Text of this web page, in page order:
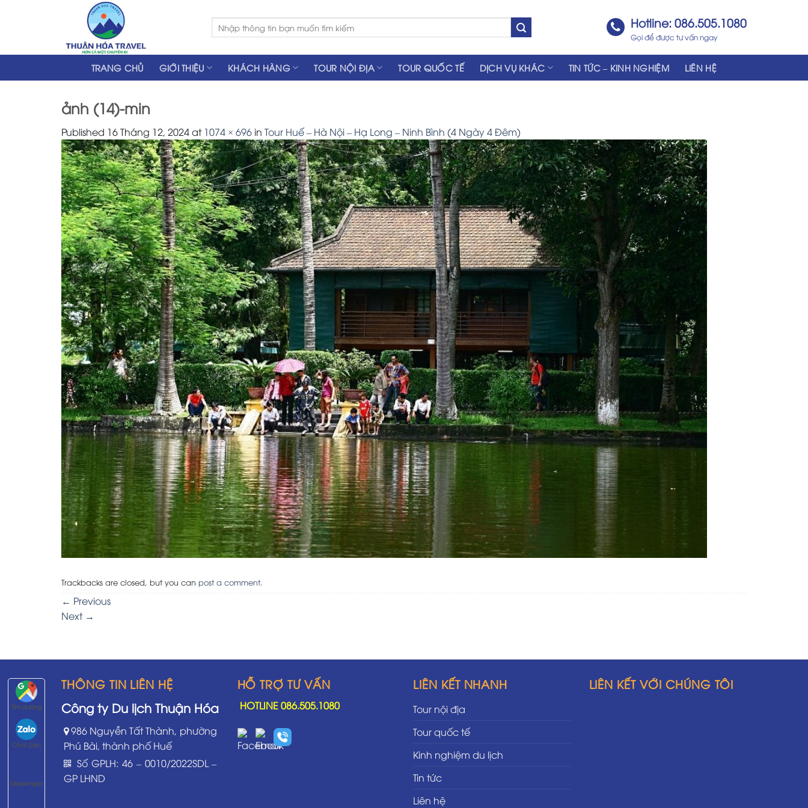
kiếm:
Hotline: 086.505.1080
Gọi để được tư vấn ngay
TRANG CHỦ GIỚI THIỆU KHÁCH HÀNG TOUR NỘI ĐỊA TOUR QUỐC TẾ DỊCH VỤ KHÁC TIN TỨC – KINH NGHIỆM LIÊN HỆ
ảnh (14)-min
Published 16 Tháng 12, 2024at 1074 × 696 in Tour Huế – Hà Nội – Hạ Long – Ninh Bình (4 Ngày 4 Đêm)
Trackbacks are closed, but you can post a comment.
← Previous
Next →
THÔNG TIN LIÊN HỆ
Công ty Du lịch Thuận Hóa
986 Nguyễn Tất Thành, phường
Phú Bài, thành phố Huế
Số GPLH: 46 – 0010/2022SDL –
GP LHND
HỖ TRỢ TƯ VẤN
HOTLINE 086.505.1080
LIÊN KẾT NHANH
Tour nội địa
Tour quốc tế
Kinh nghiệm du lịch
Tin tức
Liên hệ
LIÊN KẾT VỚI CHÚNG TÔI
Tìm đường
Chat Zalo
Messenger